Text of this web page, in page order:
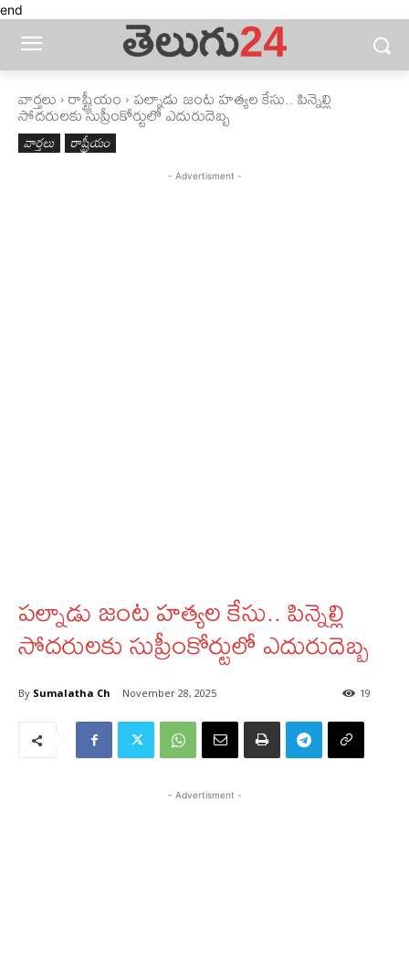
end
వార్తలు రాష్ట్రీయం పల్నాడు జంట హత్యల కేసు.. పిన్నెల్లి
సోదరులకు సుప్రీంకోర్టులో ఎదురుదెబ్బ
వార్తలు రాష్ట్రీయం
- Advertisment -
పల్నాడు జంట హత్యల కేసు.. పిన్నెల్లి
సోదరులకు సుప్రీంకోర్టులో ఎదురుదెబ్బ
By Sumalatha Ch November 28, 2025 19
- Advertisment -